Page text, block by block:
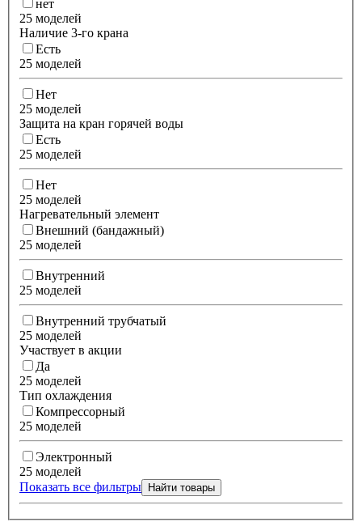
нет
25 моделей
Наличие 3-го крана
Есть
25 моделей
Нет
25 моделей
Защита на кран горячей воды
Есть
25 моделей
Нет
25 моделей
Нагревательный элемент
Внешний (бандажный)
25 моделей
Внутренний
25 моделей
Внутренний трубчатый
25 моделей
Участвует в акции
Да
25 моделей
Тип охлаждения
Компрессорный
25 моделей
Электронный
25 моделей
Показать все фильтры Найти товары